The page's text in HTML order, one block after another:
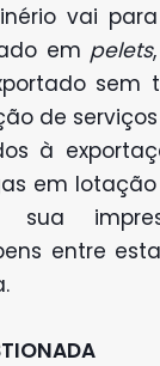
vai
em pelets
sem
de
à
em
sua
entre